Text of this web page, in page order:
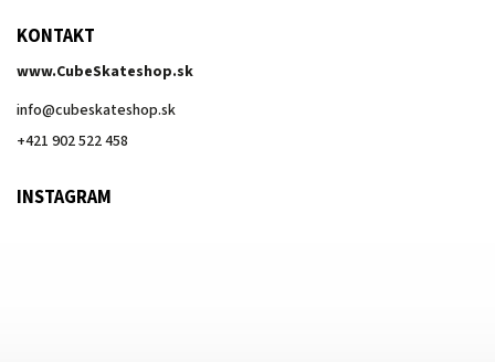
KONTAKT
www.CubeSkateshop.sk
info@cubeskateshop.sk
+421 902 522 458
INSTAGRAM